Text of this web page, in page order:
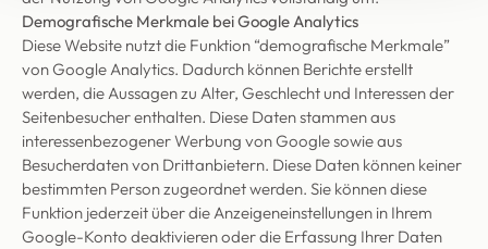
Demografische Merkmale bei Google Analytics
Diese Website nutzt die Funktion “demografische Merkmale”
von Google Analytics. Dadurch können Berichte erstellt
werden, die Aussagen zu Alter, Geschlecht und Interessen der
Seitenbesucher enthalten. Diese Daten stammen aus
interessenbezogener Werbung von Google sowie aus
Besucherdaten von Drittanbietern. Diese Daten können keiner
bestimmten Person zugeordnet werden. Sie können diese
Funktion jederzeit über die Anzeigeneinstellungen in Ihrem
Google-Konto deaktivieren oder die Erfassung Ihrer Daten